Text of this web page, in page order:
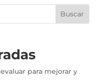
Buscar
para mejorar y